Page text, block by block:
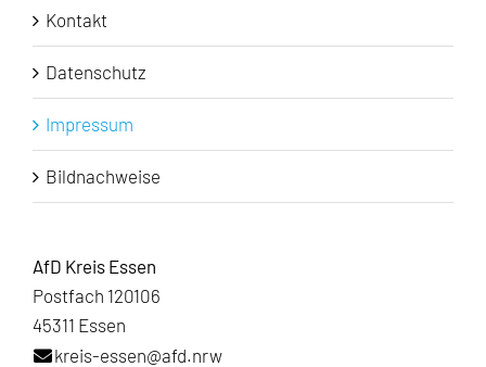
Kontakt
Datenschutz
Impressum
Bildnachweise
AfD Kreis Essen
Postfach 120106
45311 Essen
kreis-essen@afd.nrw